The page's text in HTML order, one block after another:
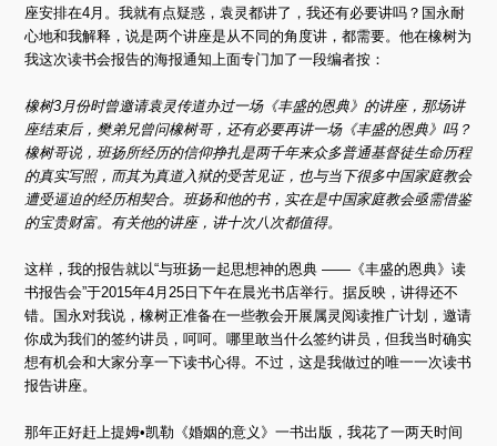
座安排在4月。我就有点疑惑，袁灵都讲了，我还有必要讲吗？国永耐
心地和我解释，说是两个讲座是从不同的角度讲，都需要。他在橡树为
我这次读书会报告的海报通知上面专门加了一段编者按：
橡树3月份时曾邀请袁灵传道办过一场《丰盛的恩典》的讲座，那场讲
座结束后，樊弟兄曾问橡树哥，还有必要再讲一场《丰盛的恩典》吗？
橡树哥说，班扬所经历的信仰挣扎是两千年来众多普通基督徒生命历程
的真实写照，而其为真道入狱的受苦见证，也与当下很多中国家庭教会
遭受逼迫的经历相契合。班扬和他的书，实在是中国家庭教会亟需借鉴
的宝贵财富。有关他的讲座，讲十次八次都值得。
这样，我的报告就以“与班扬一起思想神的恩典 ——《丰盛的恩典》读
书报告会”于2015年4月25日下午在晨光书店举行。据反映，讲得还不
错。国永对我说，橡树正准备在一些教会开展属灵阅读推广计划，邀请
你成为我们的签约讲员，呵呵。哪里敢当什么签约讲员，但我当时确实
想有机会和大家分享一下读书心得。不过，这是我做过的唯一一次读书
报告讲座。
那年正好赶上提姆•凯勒《婚姻的意义》一书出版，我花了一两天时间